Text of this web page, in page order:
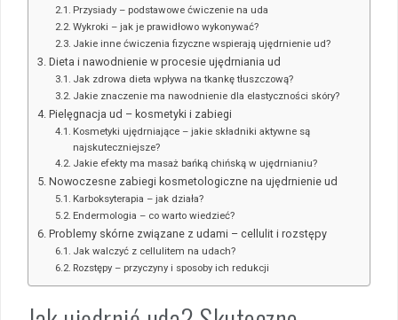
Przysiady – podstawowe ćwiczenie na uda
Wykroki – jak je prawidłowo wykonywać?
Jakie inne ćwiczenia fizyczne wspierają ujędrnienie ud?
Dieta i nawodnienie w procesie ujędrniania ud
Jak zdrowa dieta wpływa na tkankę tłuszczową?
Jakie znaczenie ma nawodnienie dla elastyczności skóry?
Pielęgnacja ud – kosmetyki i zabiegi
Kosmetyki ujędrniające – jakie składniki aktywne są
najskuteczniejsze?
Jakie efekty ma masaż bańką chińską w ujędrnianiu?
Nowoczesne zabiegi kosmetologiczne na ujędrnienie ud
Karboksyterapia – jak działa?
Endermologia – co warto wiedzieć?
Problemy skórne związane z udami – cellulit i rozstępy
Jak walczyć z cellulitem na udach?
Rozstępy – przyczyny i sposoby ich redukcji